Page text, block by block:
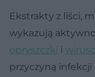
Ekstrakty z liści,
wykazują
opryszczki i
przyczyną